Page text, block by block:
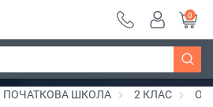
~ 250 грн ~
Дізнатись більше
0
ПОЧАТКОВА ШКОЛА 2 КЛАС